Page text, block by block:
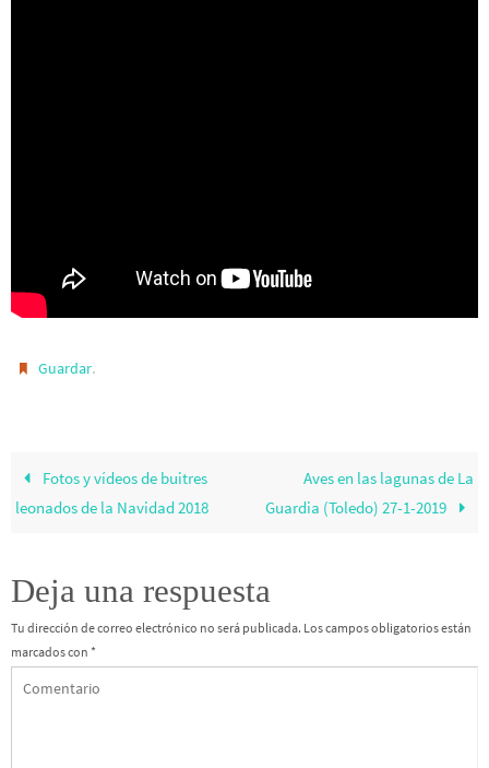
Guardar.
Fotos y vídeos de buitres
leonados de la Navidad 2018
Aves en las lagunas de La
Guardia (Toledo) 27-1-2019
Deja una respuesta
Tu dirección de correo electrónico no será publicada. Los campos obligatorios están
marcados con *